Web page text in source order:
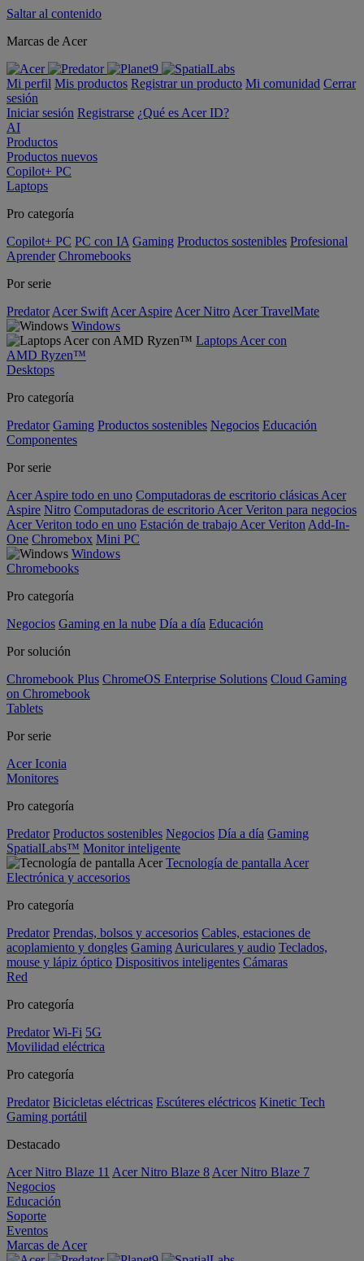
Saltar al contenido
Marcas de Acer
Mi perfil Mis productos Registrar un producto Mi comunidad Cerrar
sesión
Iniciar sesión Registrarse ¿Qué es Acer ID?
AI
Productos
Productos nuevos
Copilot+ PC
Laptops
Pro categoría
Copilot+ PC PC con IA Gaming Productos sostenibles Profesional
Aprender Chromebooks
Por serie
Predator Acer Swift Acer Aspire Acer Nitro Acer TravelMate
Windows
Laptops Acer con
AMD Ryzen™
Desktops
Pro categoría
Predator Gaming Productos sostenibles Negocios Educación
Componentes
Por serie
Acer Aspire todo en uno Computadoras de escritorio clásicas Acer
Aspire Nitro Computadoras de escritorio Acer Veriton para negocios
Acer Veriton todo en uno Estación de trabajo Acer Veriton Add-In-
One Chromebox Mini PC
Windows
Chromebooks
Pro categoría
Negocios Gaming en la nube Día a día Educación
Por solución
Chromebook Plus ChromeOS Enterprise Solutions Cloud Gaming
on Chromebook
Tablets
Por serie
Acer Iconia
Monitores
Pro categoría
Predator Productos sostenibles Negocios Día a día Gaming
SpatialLabs™ Monitor inteligente
Tecnología de pantalla Acer
Electrónica y accesorios
Pro categoría
Predator Prendas, bolsos y accesorios Cables, estaciones de
acoplamiento y dongles Gaming Auriculares y audio Teclados,
mouse y lápiz óptico Dispositivos inteligentes Cámaras
Red
Pro categoría
Predator Wi-Fi 5G
Movilidad eléctrica
Pro categoría
Predator Bicicletas eléctricas Escúteres eléctricos Kinetic Tech
Gaming portátil
Destacado
Acer Nitro Blaze 11 Acer Nitro Blaze 8 Acer Nitro Blaze 7
Negocios
Educación
Soporte
Eventos
Marcas de Acer